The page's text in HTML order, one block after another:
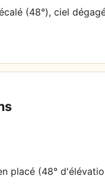
(48°), ciel
placé (48°